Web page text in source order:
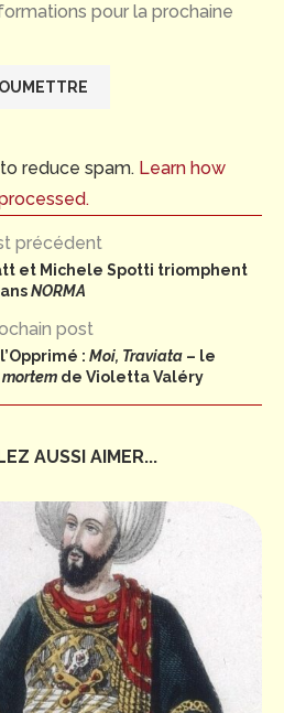
pour la prochaine
reduce spam. Learn how
précédent
et Michele Spotti triomphent
NORMA
post
: Moi, Traviata – le
de Violetta Valéry
AUSSI AIMER...